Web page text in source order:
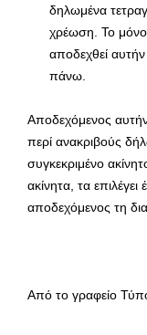
δηλωμένα
χρέωση. Το μόνο
αποδεχθεί
πάνω.
Αποδεχόμενος
περί ανακριβούς
συγκεκριμένο
ακίνητα, τα επιλέγει
αποδεχόμενος τη
Από το γραφείο